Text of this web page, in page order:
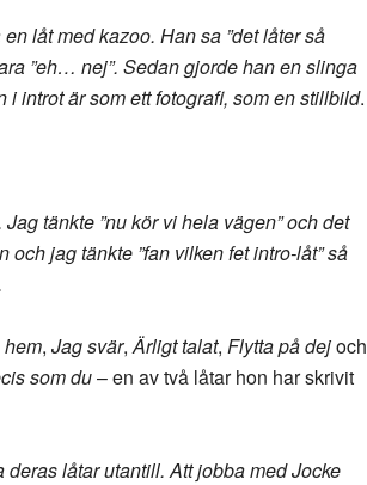
låt med kazoo. Han sa ”det låter så
”eh… nej”. Sedan gjorde han en slinga
introt är som ett fotografi, som en stillbild.
tänkte ”nu kör vi hela vägen” och det
jag tänkte ”fan vilken fet intro-låt” så
hem, Jag svär,Ärligt talat, Flytta på dejoch
som du– en av två låtar hon har skrivit
låtar utantill. Att jobba med Jocke